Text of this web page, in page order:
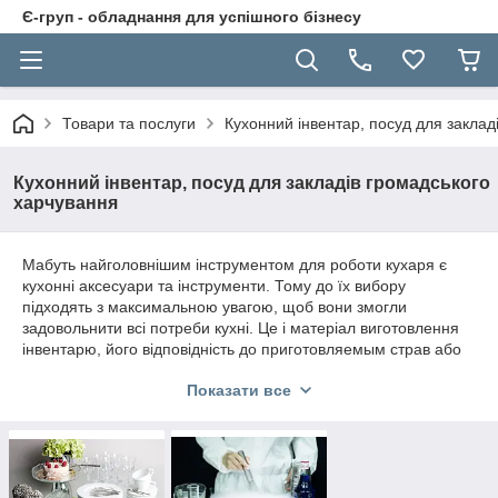
Є-груп - обладнання для успішного бізнесу
Товари та послуги Кухонний інвентар, посуд для
Кухонний інвентар, посуд для закладів громадського
харчування
Мабуть найголовнішим інструментом для роботи кухаря є
кухонні аксесуари та інструменти. Тому до їх вибору
підходять з максимальною увагою, щоб вони змогли
задовольнити всі потреби кухні. Це і матеріал виготовлення
інвентарю, його відповідність до приготовляемым страв або
Професійні кухонні інструменти, посуд, аксесуари призначені
громадського харчування. Особливість їх полягає в міцності
до пошкоджень і корозії. Легко миються вручну або в
посудомийних машинах, додаючи при цьому професійні
Показати все